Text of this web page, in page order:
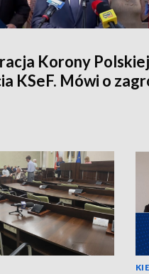
Korony
KSeF. Mówi o